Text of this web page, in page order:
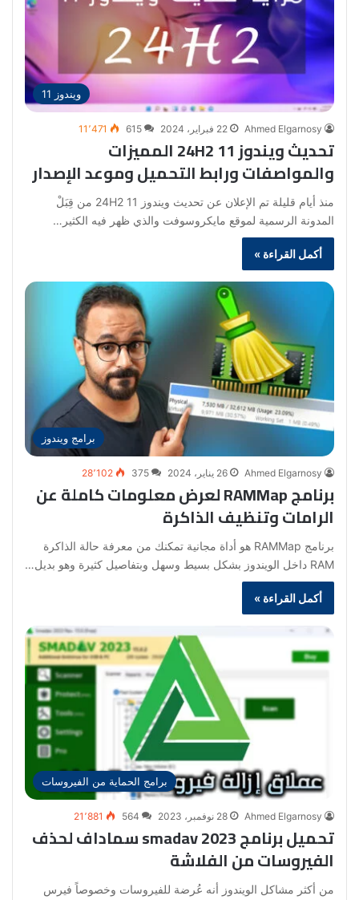
ويندوز 11
Ahmed Elgarnosy 22 فبراير، 2024 615 11٬471
تحديث ويندوز 11 24H2 المميزات
والمواصفات ورابط التحميل وموعد الإصدار
منذ أيام قليلة تم الإعلان عن تحديث ويندوز 11 24H2 من قِبَلْ
المدونة الرسمية لموقع مايكروسوفت والذي ظهر فيه الكثير…
أكمل القراءة »
برامج ويندوز
Ahmed Elgarnosy 26 يناير، 2024 375 28٬102
برنامج RAMMap لعرض معلومات كاملة عن
الرامات وتنظيف الذاكرة
برنامج RAMMap هو أداة مجانية تمكنك من معرفة حالة الذاكرة
RAM داخل الويندوز بشكل بسيط وسهل وبتفاصيل كثيرة وهو بديل…
أكمل القراءة »
برامج الحماية من الفيروسات
Ahmed Elgarnosy 28 نوفمبر، 2023 564 21٬881
تحميل برنامج smadav 2023 سماداف لحذف
الفيروسات من الفلاشة
من أكثر مشاكل الويندوز أنه عُرضة للفيروسات وخصوصاً فيرس